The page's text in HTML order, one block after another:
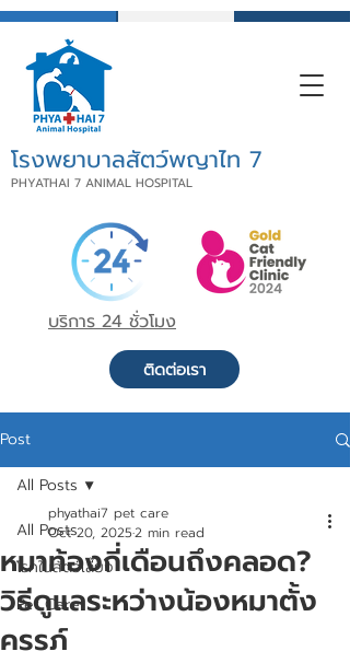
โรงพยาบาลสัตว์พญาไท 7
PHYATHAI 7 ANIMAL HOSPITAL
บริการ 24 ชั่วโมง
ติดต่อเรา
Post
All Posts
โรคในสัตว์เลี้ยง
Pet Care
All Posts
หมาท้องกี่เดือนถึงคลอด?
วิธีดูแลระหว่างน้องหมาตั้ง
ครรภ์
phyathai7 pet care
Oct 20, 20252 min read